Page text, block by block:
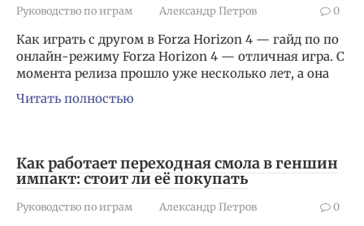
Руководство по играм Александр Петров 0
Как играть с другом в Forza Horizon 4 — гайд по по
онлайн-режиму Forza Horizon 4 — отличная игра. С
момента релиза прошло уже несколько лет, а она
Читать полностью
Как работает переходная смола в геншин
импакт: стоит ли её покупать
Руководство по играм Александр Петров 0